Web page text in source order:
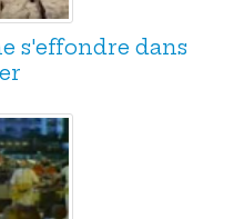
s'effondre dans